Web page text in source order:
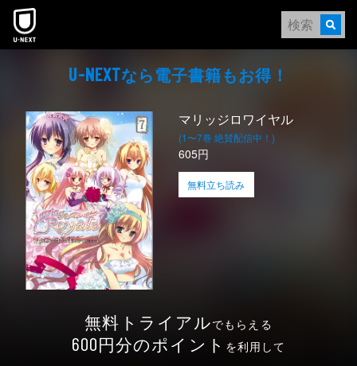
本文へスキップ
U-NEXTなら電⼦書籍もお得！
マリッジロワイヤル
(1〜7巻 絶賛配信中！)
605円
無料立ち読み
無料トライアルでもらえる
600円分のポイント を利用して